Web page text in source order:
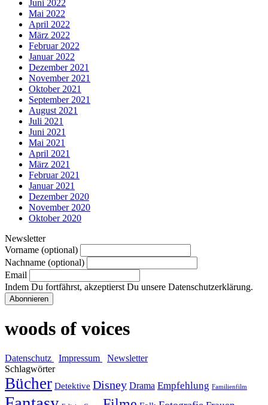
Juni 2022
Mai 2022
April 2022
März 2022
Februar 2022
Januar 2022
Dezember 2021
November 2021
Oktober 2021
September 2021
August 2021
Juli 2021
Juni 2021
Mai 2021
April 2021
März 2021
Februar 2021
Januar 2021
Dezember 2020
November 2020
Oktober 2020
Newsletter
Vorname (optional)
Nachname (optional)
Email
Indem Du fortfährst, akzeptierst Du unsere Datenschutzerklärung.
woods of voices
Datenschutz Impressum
Newsletter
Schlagwörter
Bücher Detektive Disney Drama Empfehlung Familienfilm